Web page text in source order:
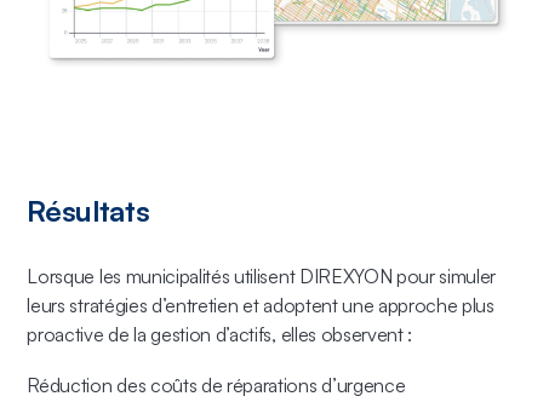
Résultats
Lorsque les municipalités utilisent DIREXYON pour simuler
leurs stratégies d’entretien et adoptent une approche plus
proactive de la gestion d’actifs, elles observent :
Réduction des coûts de réparations d’urgence